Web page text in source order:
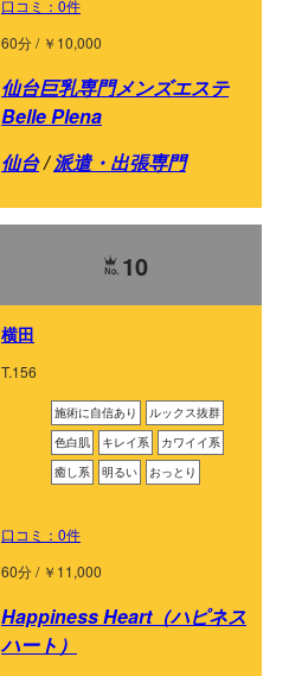
口コミ：0件
60分 / ￥10,000
仙台巨乳専門メンズエステ
Belle Plena
仙台/派遣・出張専門
10
横田
T.156
施術に自信あり
ルックス抜群
色白肌
キレイ系
カワイイ系
癒し系
明るい おっとり
口コミ：0件
60分 / ￥11,000
Happiness Heart（ハピネス
ハート）